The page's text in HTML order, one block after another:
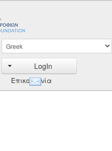
LogIn
Επικοινωνία